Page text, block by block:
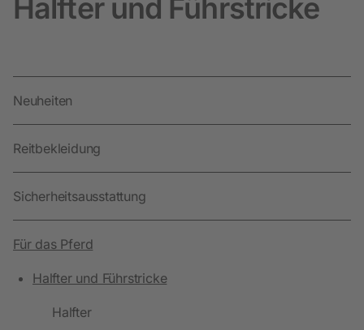
Halfter und Führstricke
Neuheiten
Reitbekleidung
Sicherheitsausstattung
Für das Pferd
Halfter und Führstricke
Halfter